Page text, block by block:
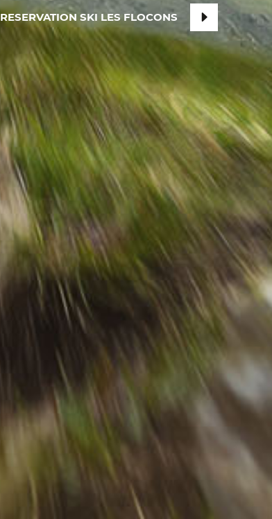
RESERVATION SKI LES FLOCONS